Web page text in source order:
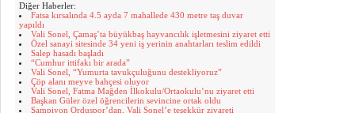
Diğer Haberler:
Fatsa kırsalında 4.5 ayda 7 mahallede 430 metre taş duvar
yapıldı
Vali Sonel, Çamaş’ta büyükbaş hayvancılık işletmesini ziyaret etti
Özel sanayi sitesinde 34 yeni iş yerinin anahtarları teslim edildi
Salep hasadı başladı
“Cumhur ittifakı bir arada”
Vali Sonel, “Yumurta tavukçuluğunu destekliyoruz”
Çöp alanı meyve bahçesi oluyor
Vali Sonel, Fatma Mağden İlkokulu/Ortaokulu’nu ziyaret etti
Başkan Güler özel öğrencilerin sevincine ortak oldu
Şampiyon Orduspor’dan, Vali Sonel’e teşekkür ziyareti